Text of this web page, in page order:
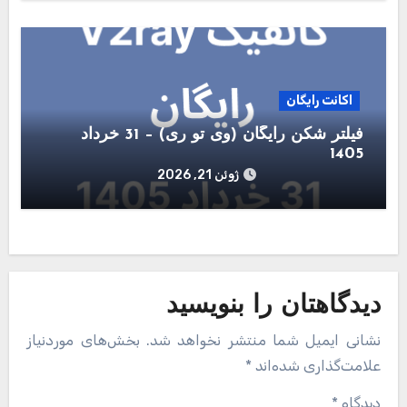
اکانت رایگان
فیلتر شکن رایگان (وی تو ری) – 31 خرداد
1405
ژوئن 21, 2026
دیدگاهتان را بنویسید
نشانی ایمیل شما منتشر نخواهد شد. بخش‌های موردنیاز
علامت‌گذاری شده‌اند *
دیدگاه *